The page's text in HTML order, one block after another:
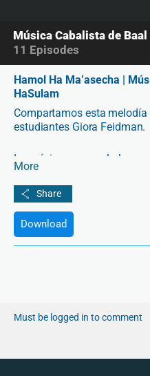
Hamol Ha Ma’asecha |
HaSulam
Compartamos esta
estudiantes Giora Feidman.
La música nos revela la
superiores que los Cabalista
toda la creación de Baal
Laitman nos introducirá en
melodías.
More
Download
Must be logged in to comment
Música Cabalista de Baal
11 Episodes